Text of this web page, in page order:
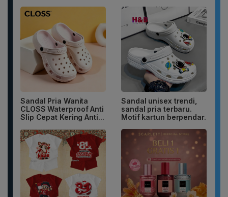
Sandal Pria Wanita
CLOSS Waterproof Anti
Slip Cepat Kering Anti...
Sandal unisex trendi,
sandal pria terbaru.
Motif kartun berpendar.